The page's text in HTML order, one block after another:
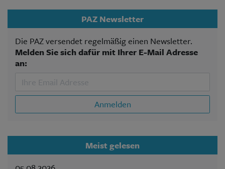
PAZ Newsletter
Die PAZ versendet regelmäßig einen Newsletter.
Melden Sie sich dafür mit Ihrer E-Mail Adresse
an:
Anmelden
Meist gelesen